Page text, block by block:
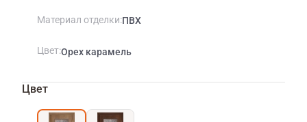
Материал отделки ПВХ
ЦветОрех карамель
Цвет